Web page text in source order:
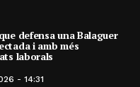
defensa una Balaguer
i amb més
laborals
- 14:31